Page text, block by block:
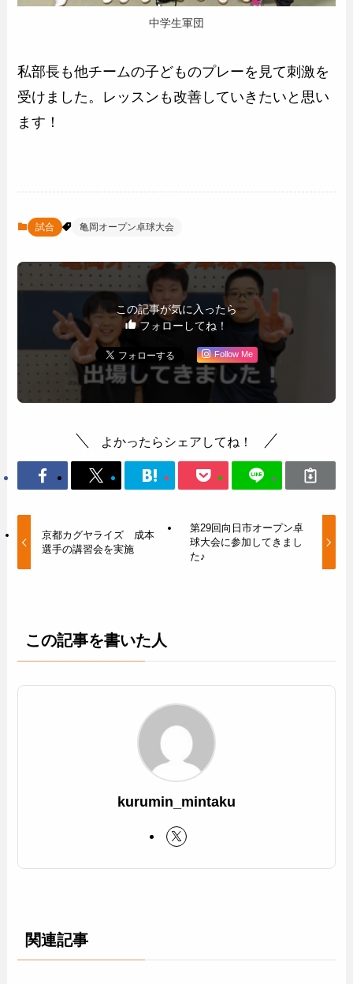
中学生軍団
私部長も他チームの子どものプレーを見て刺激を
受けました。レッスンも改善していきたいと思い
ます！
試合 亀岡オープン卓球大会
この記事が気に入ったら
フォローしてね！
Follow Me
よかったらシェアしてね！
京都カグヤライズ 成本
選手の講習会を実施
第29回向日市オープン卓
球大会に参加してきまし
た♪
この記事を書いた人
kurumin_mintaku
関連記事